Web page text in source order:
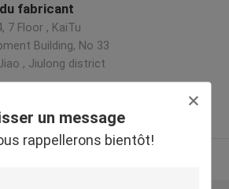
un message
rappellerons bientôt!
fabricant
7 Floor , KaiTu
Building, No 33
, Jiulong district
vérifié